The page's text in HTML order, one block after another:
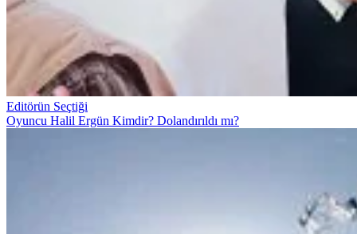
Editörün Seçtiği
Oyuncu Halil Ergün Kimdir? Dolandırıldı mı?